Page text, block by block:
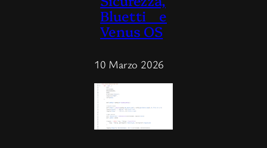
Bluetti e
Venus OS
10 Marzo 2026